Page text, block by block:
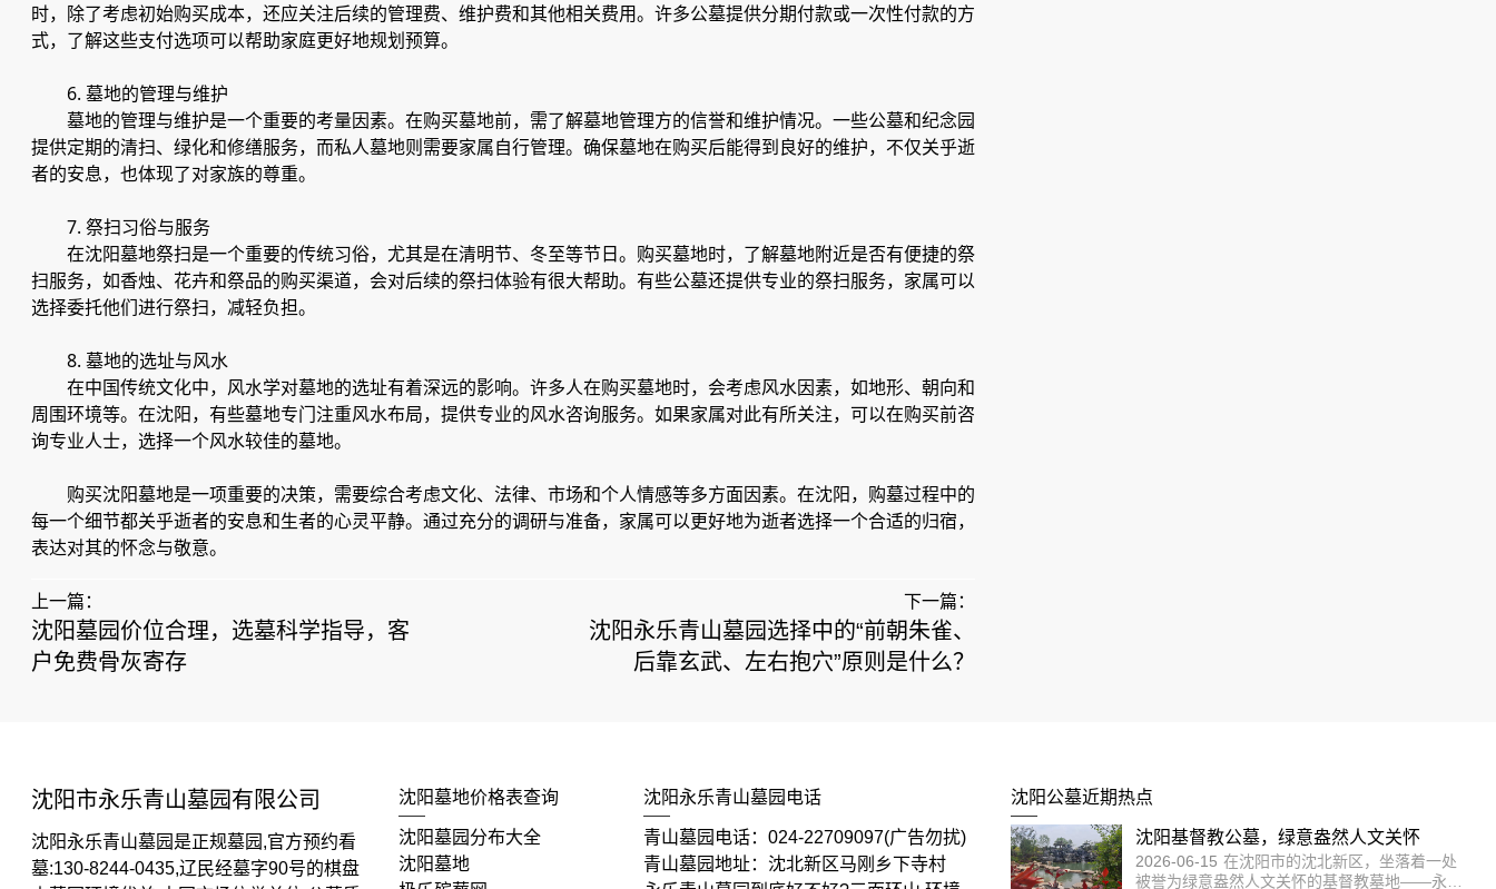
时，除了考虑初始购买成本，还应关注后续的管理费、维护费和其他相关费用。许多公墓提供分期付款或一次性付款的方
式，了解这些支付选项可以帮助家庭更好地规划预算。
6. 墓地的管理与维护
墓地的管理与维护是一个重要的考量因素。在购买墓地前，需了解墓地管理方的信誉和维护情况。一些公墓和纪念园
提供定期的清扫、绿化和修缮服务，而私人墓地则需要家属自行管理。确保墓地在购买后能得到良好的维护，不仅关乎逝
者的安息，也体现了对家族的尊重。
7. 祭扫习俗与服务
在沈阳墓地祭扫是一个重要的传统习俗，尤其是在清明节、冬至等节日。购买墓地时，了解墓地附近是否有便捷的祭
扫服务，如香烛、花卉和祭品的购买渠道，会对后续的祭扫体验有很大帮助。有些公墓还提供专业的祭扫服务，家属可以
选择委托他们进行祭扫，减轻负担。
8. 墓地的选址与风水
在中国传统文化中，风水学对墓地的选址有着深远的影响。许多人在购买墓地时，会考虑风水因素，如地形、朝向和
周围环境等。在沈阳，有些墓地专门注重风水布局，提供专业的风水咨询服务。如果家属对此有所关注，可以在购买前咨
询专业人士，选择一个风水较佳的墓地。
购买沈阳墓地是一项重要的决策，需要综合考虑文化、法律、市场和个人情感等多方面因素。在沈阳，购墓过程中的
每一个细节都关乎逝者的安息和生者的心灵平静。通过充分的调研与准备，家属可以更好地为逝者选择一个合适的归宿，
表达对其的怀念与敬意。
上一篇：
沈阳墓园价位合理，选墓科学指导，客
户免费骨灰寄存
下一篇：
沈阳永乐青山墓园选择中的“前朝朱雀、
后靠玄武、左右抱穴”原则是什么？
沈阳市永乐青山墓园有限公司
沈阳永乐青山墓园是正规墓园,官方预约看
墓:130-8244-0435,辽民经墓字90号的棋盘
沈阳墓地价格表查询
沈阳墓园分布大全
沈阳墓地
沈阳永乐青山墓园电话
青山墓园电话：024-22709097(广告勿扰)
青山墓园地址：沈北新区马刚乡下寺村
沈阳公墓近期热点
它越来越受欢迎？
现在节约土地资源、减少能源消耗、保护生态环
费用相对较低、符合现代价值观念、得到政策支
持等优势，也使其受到越来越多市民的青睐。
沈阳基督教公墓，绿意盎然人文关怀
2026-06-15 在沈阳市的沈北新区，坐落着一处
被誉为绿意盎然人文关怀的基督教墓地——永乐